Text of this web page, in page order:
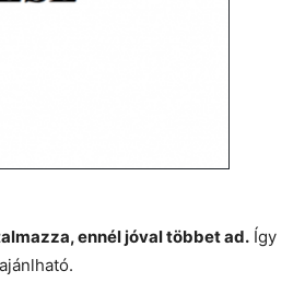
ennél jóval többet ad. Így